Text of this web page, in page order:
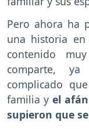
Pero ahora ha
una historia
contenido
comparte,
complicado
familia y el
supieron que